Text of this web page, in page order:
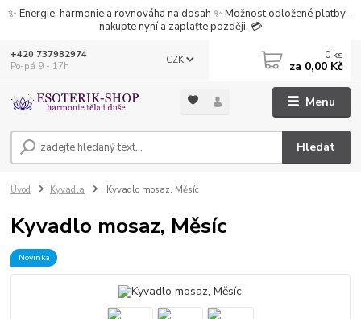
✨ Energie, harmonie a rovnováha na dosah ✨ Možnost odložené platby –
nakupte nyní a zaplaťte později. 💳
Menu
CZK
Hledat
+420 737982974
Po-pá 9 - 17h
0 ks
za 0,00 Kč
Úvod Kyvadla Kyvadlo mosaz, Měsíc
Kyvadlo mosaz, Měsíc
Novinka